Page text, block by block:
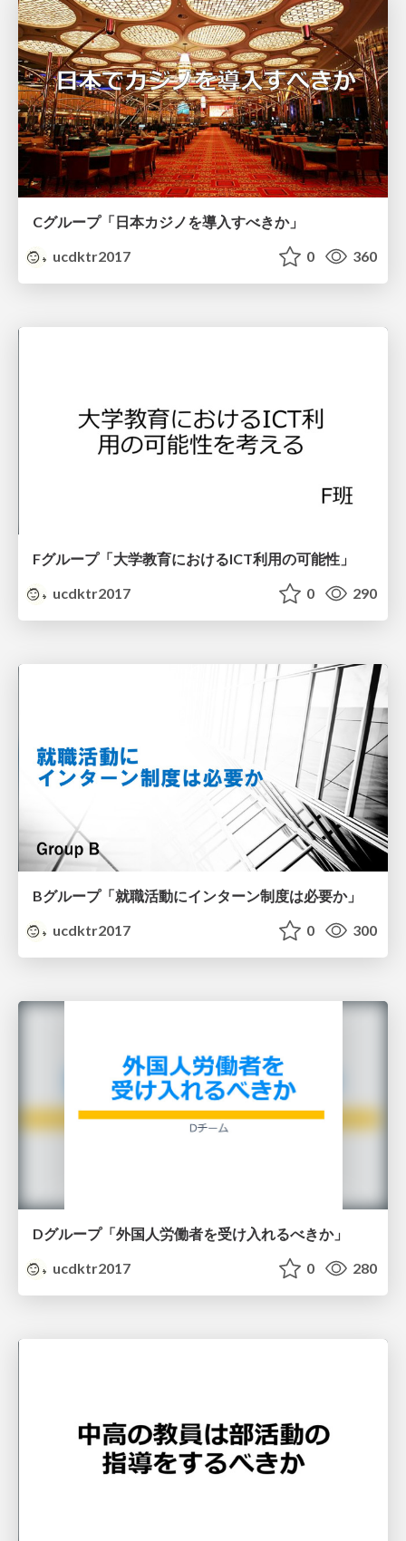
Cグループ「日本カジノを導入すべきか」
ucdktr2017
0 360
Fグループ「大学教育におけるICT利用の可能性」
ucdktr2017
0 290
Bグループ「就職活動にインターン制度は必要か」
ucdktr2017
0 300
Dグループ「外国人労働者を受け入れるべきか」
ucdktr2017
0 280